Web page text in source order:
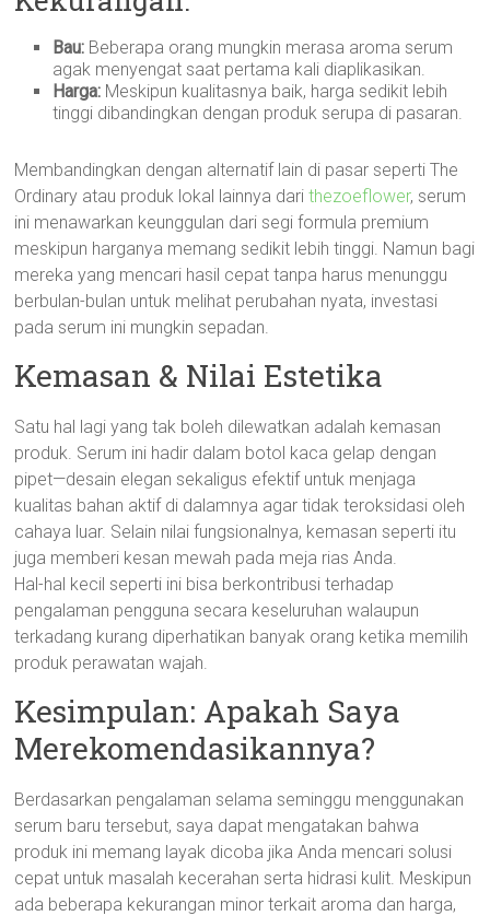
Bau: Beberapa orang mungkin merasa aroma serum
agak menyengat saat pertama kali diaplikasikan.
Harga: Meskipun kualitasnya baik, harga sedikit lebih
tinggi dibandingkan dengan produk serupa di pasaran.
Membandingkan dengan alternatif lain di pasar seperti The
Ordinary atau produk lokal lainnya darithezoeflower, serum
ini menawarkan keunggulan dari segi formula premium
meskipun harganya memang sedikit lebih tinggi. Namun bagi
mereka yang mencari hasil cepat tanpa harus menunggu
berbulan-bulan untuk melihat perubahan nyata, investasi
pada serum ini mungkin sepadan.
Kemasan & Nilai Estetika
Satu hal lagi yang tak boleh dilewatkan adalah kemasan
produk. Serum ini hadir dalam botol kaca gelap dengan
pipet—desain elegan sekaligus efektif untuk menjaga
kualitas bahan aktif di dalamnya agar tidak teroksidasi oleh
cahaya luar. Selain nilai fungsionalnya, kemasan seperti itu
juga memberi kesan mewah pada meja rias Anda.
Hal-hal kecil seperti ini bisa berkontribusi terhadap
pengalaman pengguna secara keseluruhan walaupun
terkadang kurang diperhatikan banyak orang ketika memilih
produk perawatan wajah.
Kesimpulan: Apakah Saya
Merekomendasikannya?
Berdasarkan pengalaman selama seminggu menggunakan
serum baru tersebut, saya dapat mengatakan bahwa
produk ini memang layak dicoba jika Anda mencari solusi
cepat untuk masalah kecerahan serta hidrasi kulit. Meskipun
ada beberapa kekurangan minor terkait aroma dan harga,